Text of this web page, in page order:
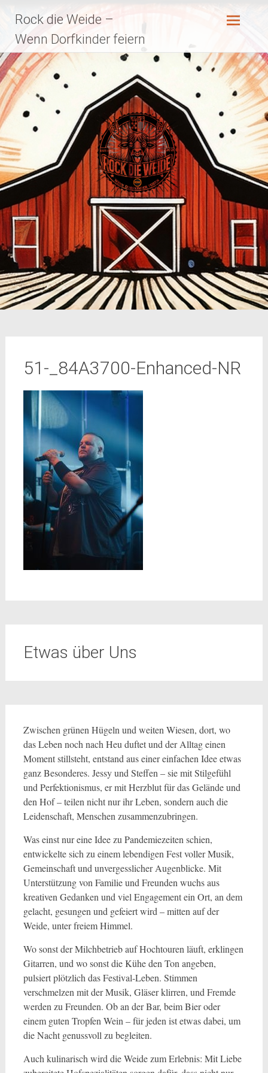
Inhalt
springen
Rock die Weide –
Wenn Dorfkinder feiern
51-_84A3700-Enhanced-NR
Etwas über Uns
Zwischen grünen Hügeln und weiten Wiesen, dort, wo
das Leben noch nach Heu duftet und der Alltag einen
Moment stillsteht, entstand aus einer einfachen Idee etwas
ganz Besonderes. Jessy und Steffen – sie mit Stilgefühl
und Perfektionismus, er mit Herzblut für das Gelände und
den Hof – teilen nicht nur ihr Leben, sondern auch die
Leidenschaft, Menschen zusammenzubringen.
Was einst nur eine Idee zu Pandemiezeiten schien,
entwickelte sich zu einem lebendigen Fest voller Musik,
Gemeinschaft und unvergesslicher Augenblicke. Mit
Unterstützung von Familie und Freunden wuchs aus
kreativen Gedanken und viel Engagement ein Ort, an dem
gelacht, gesungen und gefeiert wird – mitten auf der
Weide, unter freiem Himmel.
Wo sonst der Milchbetrieb auf Hochtouren läuft, erklingen
Gitarren, und wo sonst die Kühe den Ton angeben,
pulsiert plötzlich das Festival-Leben. Stimmen
verschmelzen mit der Musik, Gläser klirren, und Fremde
werden zu Freunden. Ob an der Bar, beim Bier oder
einem guten Tropfen Wein – für jeden ist etwas dabei, um
die Nacht genussvoll zu begleiten.
Auch kulinarisch wird die Weide zum Erlebnis: Mit Liebe